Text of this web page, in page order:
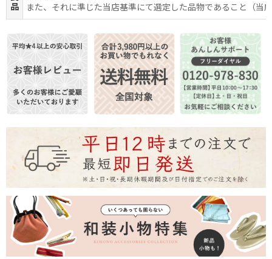
品
また、それに準じた当店基準にて選定した品物であること（当